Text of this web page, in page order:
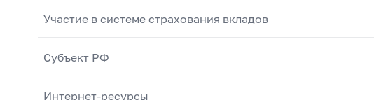
Участие в системе страхования вкладов
Субъект РФ
Интернет-ресурсы